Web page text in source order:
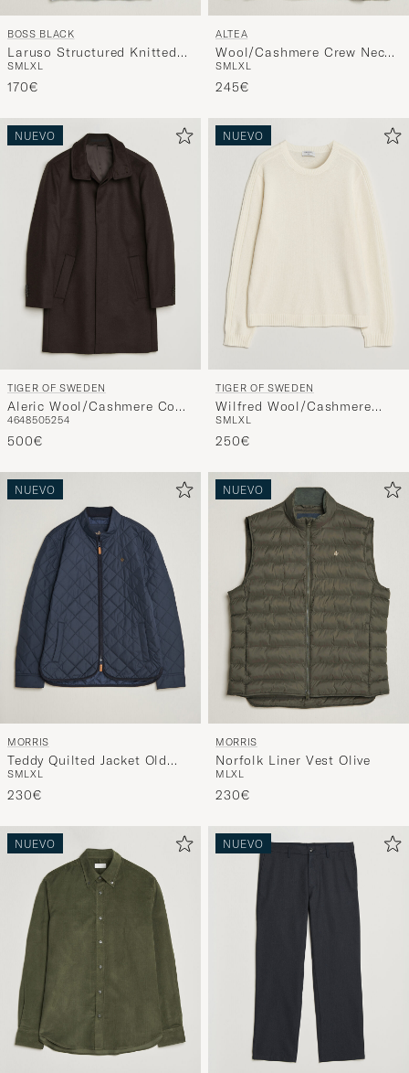
BOSS BLACK
Laruso Structured Knitted
T-Shirt Open Blue
SMLXL
170€
ALTEA
Wool/Cashmere Crew Neck
Pullover Navy
SMLXL
245€
NUEVO
TIGER OF SWEDEN
Aleric Wool/Cashmere Coat
Espresso
4648505254
500€
NUEVO
TIGER OF SWEDEN
Wilfred Wool/Cashmere
Sweater Porcelain Cream
SMLXL
250€
NUEVO
MORRIS
Teddy Quilted Jacket Old
Blue
SMLXL
230€
NUEVO
MORRIS
Norfolk Liner Vest Olive
M LXL
230€
NUEVO NUEVO